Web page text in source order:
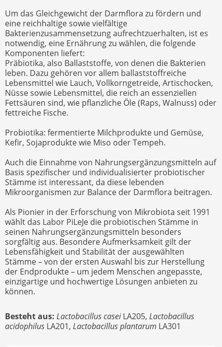
Um das Gleichgewicht der Darmflora zu fördern und
eine reichhaltige sowie vielfältige
Bakterienzusammensetzung aufrechtzuerhalten, ist es
notwendig, eine Ernährung zu wählen, die folgende
Komponenten liefert:
Präbiotika, also Ballaststoffe, von denen die Bakterien
leben. Dazu gehören vor allem ballaststoffreiche
Lebensmittel wie Lauch, Vollkorngetreide, Artischocken,
Nüsse sowie Lebensmittel, die reich an essenziellen
Fettsäuren sind, wie pflanzliche Öle (Raps, Walnuss) oder
fettreiche Fische.
Probiotika: fermentierte Milchprodukte und Gemüse,
Kefir, Sojaprodukte wie Miso oder Tempeh.
Auch die Einnahme von Nahrungsergänzungsmitteln auf
Basis spezifischer und individualisierter probiotischer
Stämme ist interessant, da diese lebenden
Mikroorganismen zur Balance der Darmflora beitragen.
Als Pionier in der Erforschung von Mikrobiota seit 1991
wählt das Labor PiLeJe die probiotischen Stämme in
seinen Nahrungsergänzungsmitteln besonders
sorgfältig aus. Besondere Aufmerksamkeit gilt der
Lebensfähigkeit und Stabilität der ausgewählten
Stämme – von der ersten Auswahl bis zur Herstellung
der Endprodukte – um jedem Menschen angepasste,
einzigartige und hochwertige Lösungen anbieten zu
können.
Besteht aus: Lactobacillus caseiLA205, Lactobacillus
acidophilus LA201, Lactobacillus plantarum LA301